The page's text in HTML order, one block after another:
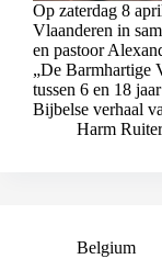
Op zaterdag 8
Vlaanderen in
en pastoor
„De Barmhartige
tussen 6 en 18
Bijbelse verhaal
Harm Ruiter
Belgium